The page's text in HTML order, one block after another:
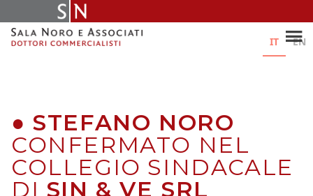
to
content
IT EN
● STEFANO NORO
CONFERMATO NEL
COLLEGIO SINDACALE
DI SIN & VE SRL